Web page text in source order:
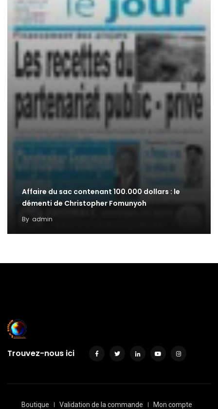
Affaire du sac contenant 100.000 dollars : le
démenti de Christopher Fomunyoh
By admin
Trouvez-nous ici
Boutique Validation de la commande Mon compte